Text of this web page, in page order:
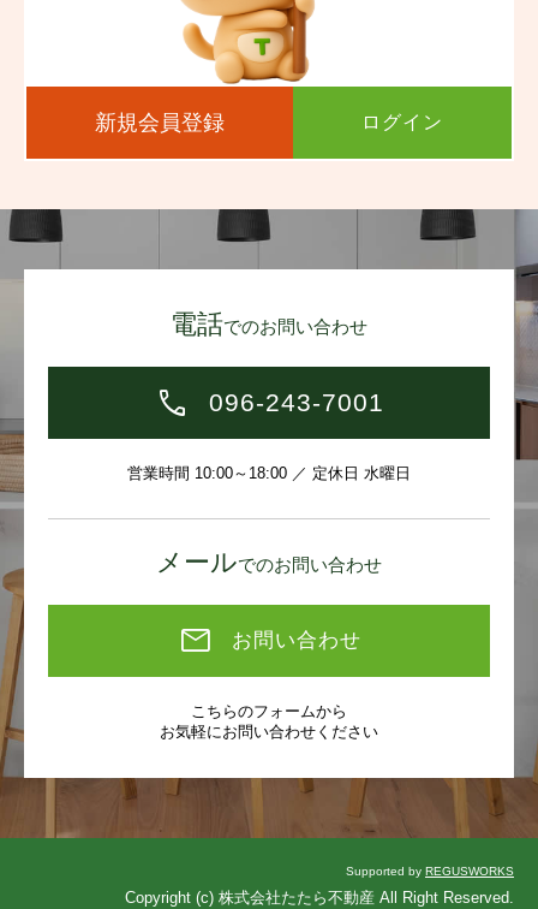
新規会員登録 ログイン
電話でのお問い合わせ
096-243-7001
営業時間 10:00～18:00 ／ 定休日 水曜日
メールでのお問い合わせ
お問い合わせ
こちらのフォームから
お気軽にお問い合わせください
Supported by REGUSWORKS
Copyright (c) 株式会社たたら不動産 All Right Reserved.